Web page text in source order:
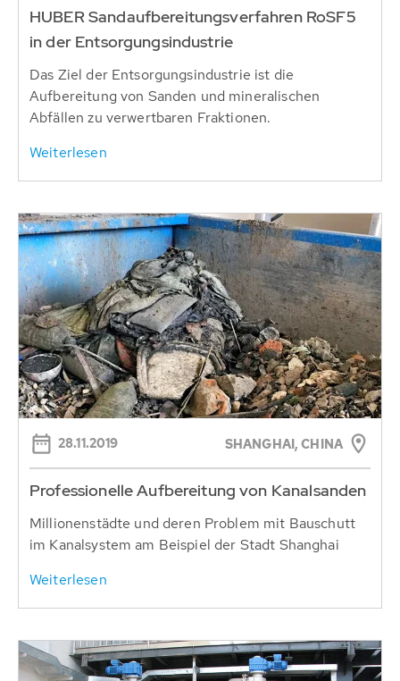
HUBER Sandaufbereitungsverfahren RoSF5
in der Entsorgungsindustrie
Das Ziel der Entsorgungsindustrie ist die
Aufbereitung von Sanden und mineralischen
Abfällen zu verwertbaren Fraktionen.
Weiterlesen
28.11.2019 SHANGHAI, CHINA
Professionelle Aufbereitung von Kanalsanden
Millionenstädte und deren Problem mit Bauschutt
im Kanalsystem am Beispiel der Stadt Shanghai
Weiterlesen